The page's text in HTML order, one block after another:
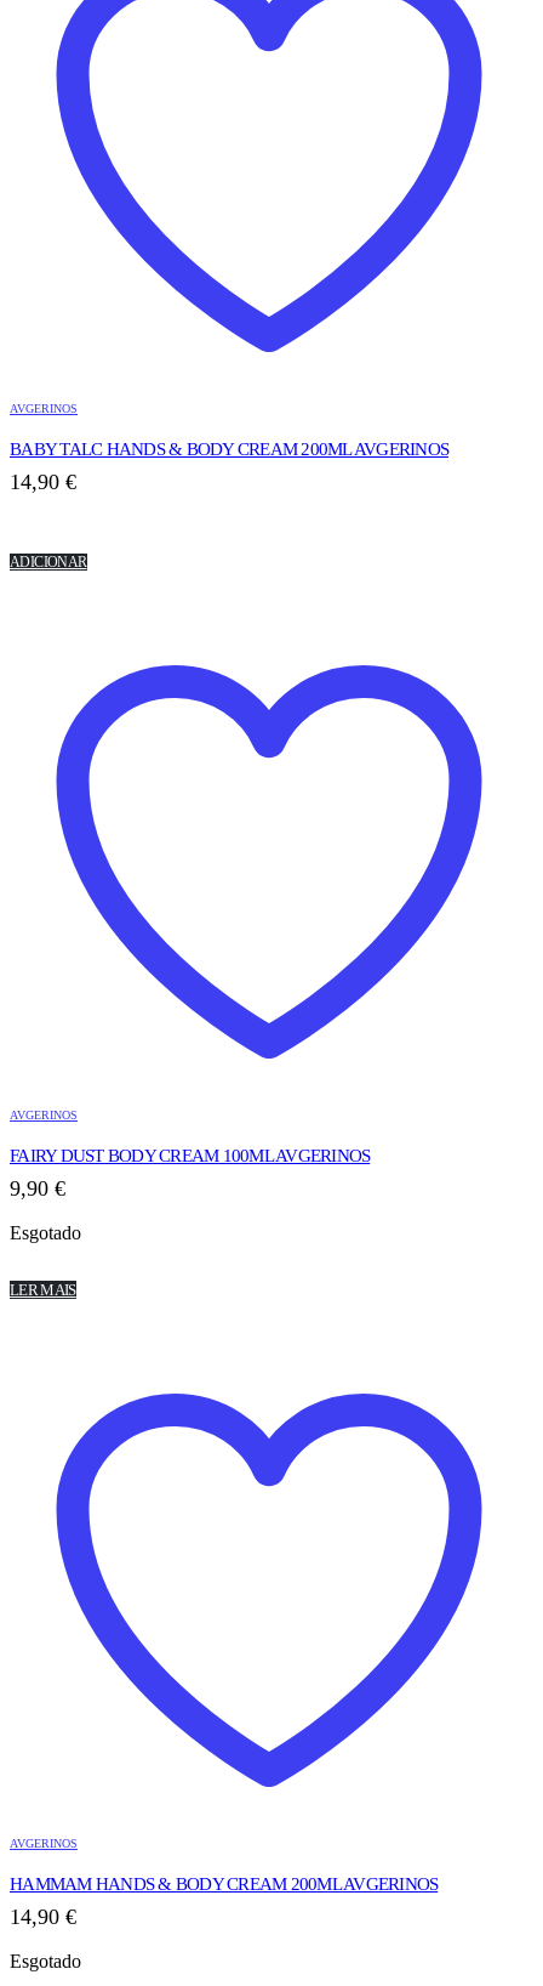
AVGERINOS
BABY TALC HANDS & BODY CREAM 200ML AVGERINOS
14,90 €
ADICIONAR
AVGERINOS
FAIRY DUST BODY CREAM 100ML AVGERINOS
9,90 €
Esgotado
LER MAIS
AVGERINOS
HAMMAM HANDS & BODY CREAM 200ML AVGERINOS
14,90 €
Esgotado